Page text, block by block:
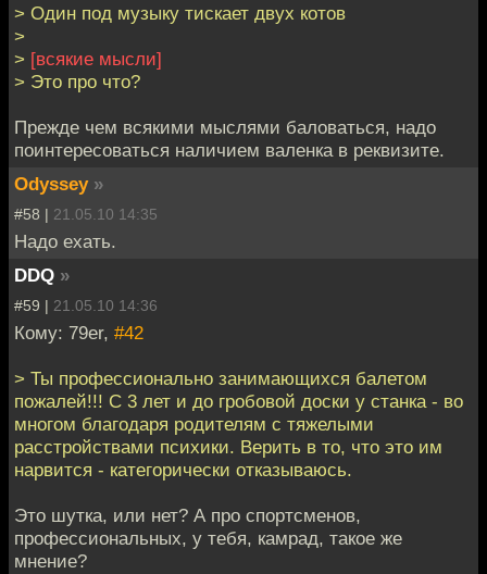
> Один под музыку тискает двух котов
>
> [всякие мысли]
> Это про что?
Прежде чем всякими мыслями баловаться, надо
поинтересоваться наличием валенка в реквизите.
Odyssey »
#58 | 21.05.10 14:35
Надо ехать.
DDQ »
#59 | 21.05.10 14:36
Кому: 79er, #42
> Ты профессионально занимающихся балетом
пожалей!!! С 3 лет и до гробовой доски у станка - во
многом благодаря родителям с тяжелыми
расстройствами психики. Верить в то, что это им
нарвится - категорически отказываюсь.
Это шутка, или нет? А про спортсменов,
профессиональных, у тебя, камрад, такое же
мнение?